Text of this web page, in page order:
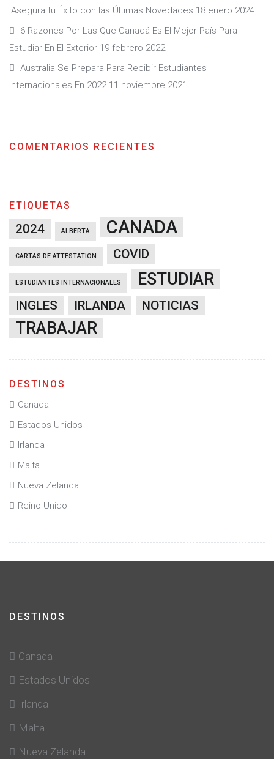
¡Asegura tu Éxito con las Últimas Novedades 18 enero 2024
6 Razones Por Las Que Canadá Es El Mejor País Para
Estudiar En El Exterior 19 febrero 2022
Australia Se Prepara Para Recibir Estudiantes
Internacionales En 2022 11 noviembre 2021
COMENTARIOS RECIENTES
ETIQUETAS
2024 ALBERTA CANADA
CARTAS DE ATTESTATION COVID
ESTUDIANTES INTERNACIONALES ESTUDIAR
INGLES IRLANDA NOTICIAS
TRABAJAR
DESTINOS
Canada
Estados Unidos
Irlanda
Malta
Nueva Zelanda
Reino Unido
DESTINOS
Canada
Estados Unidos
Irlanda
Malta
Nueva Zelanda